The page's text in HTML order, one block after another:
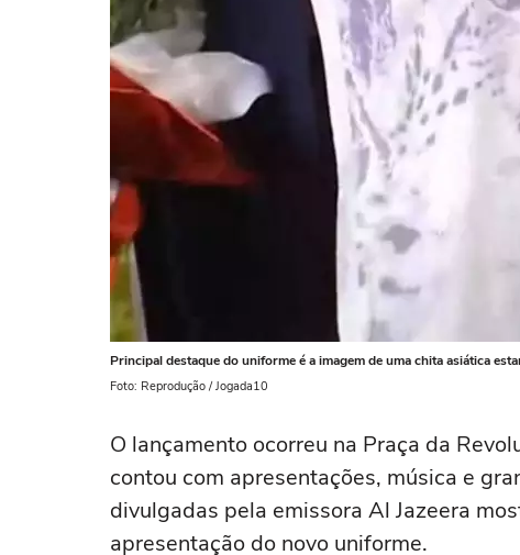
Principal destaque do uniforme é a imagem de uma chita asiática
Foto: Reprodução / Jogada10
O lançamento ocorreu na Praça da
contou com apresentações, música e
divulgadas pela emissora Al Jazeera
apresentação do novo uniforme.